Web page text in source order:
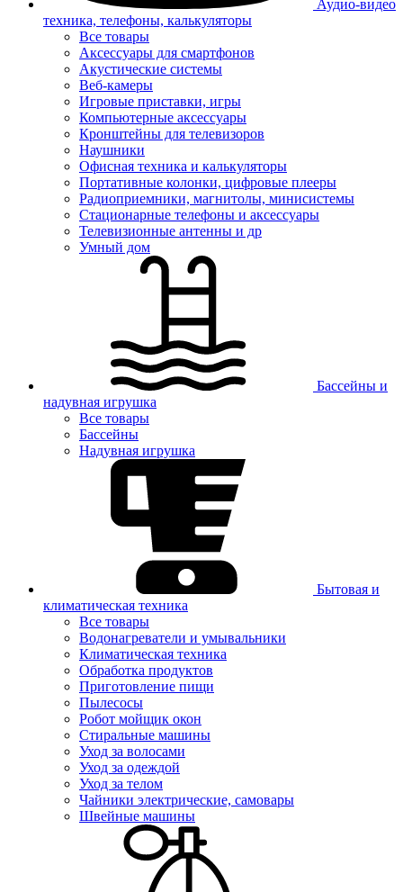
Аудио-видео
техника, телефоны, калькуляторы
Все товары
Аксессуары для смартфонов
Акустические системы
Веб-камеры
Игровые приставки, игры
Компьютерные аксессуары
Кронштейны для телевизоров
Наушники
Офисная техника и калькуляторы
Портативные колонки, цифровые плееры
Радиоприемники, магнитолы, минисистемы
Стационарные телефоны и аксессуары
Телевизионные антенны и др
Умный дом
Бассейны и
надувная игрушка
Все товары
Бассейны
Надувная игрушка
Бытовая и
климатическая техника
Все товары
Водонагреватели и умывальники
Климатическая техника
Обработка продуктов
Приготовление пищи
Пылесосы
Робот мойщик окон
Стиральные машины
Уход за волосами
Уход за одеждой
Уход за телом
Чайники электрические, самовары
Швейные машины